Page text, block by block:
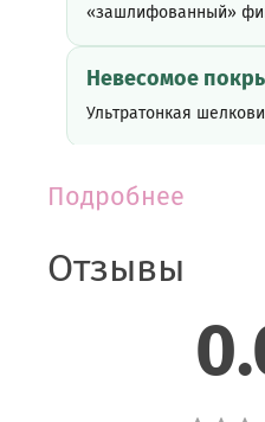
«зашлифованный»
Невесомое
Ультратонкая
Активные
Экстракт юдзу
ухоженный вид.
Подробнее
Отзывы